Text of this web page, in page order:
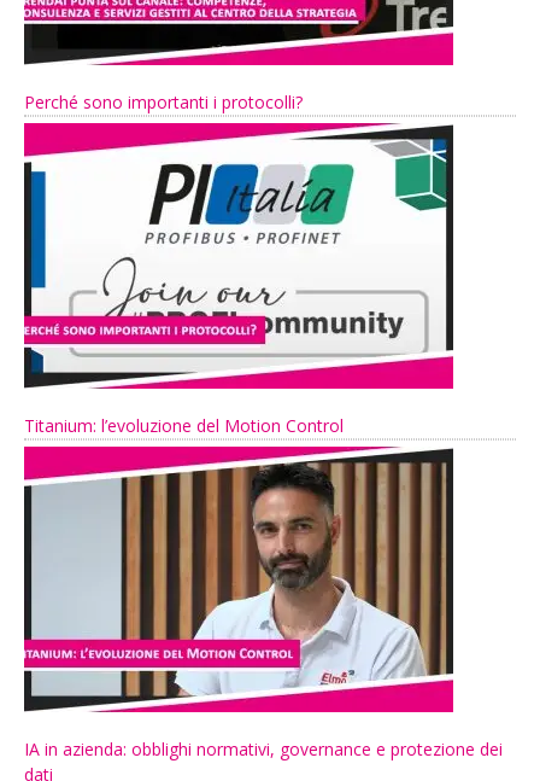
Perché sono importanti i protocolli?
Titanium: l’evoluzione del Motion Control
IA in azienda: obblighi normativi, governance e protezione dei
dati